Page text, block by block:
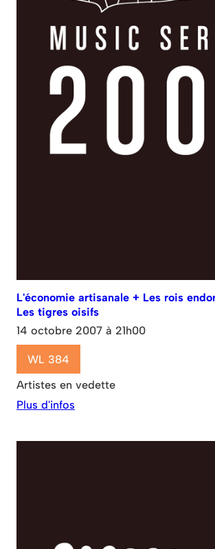
L'économie artisanale + Les rois
Les tigres oisifs
14 octobre 2007 à 21h00
WL 384
Artistes en vedette
Plus d'infos